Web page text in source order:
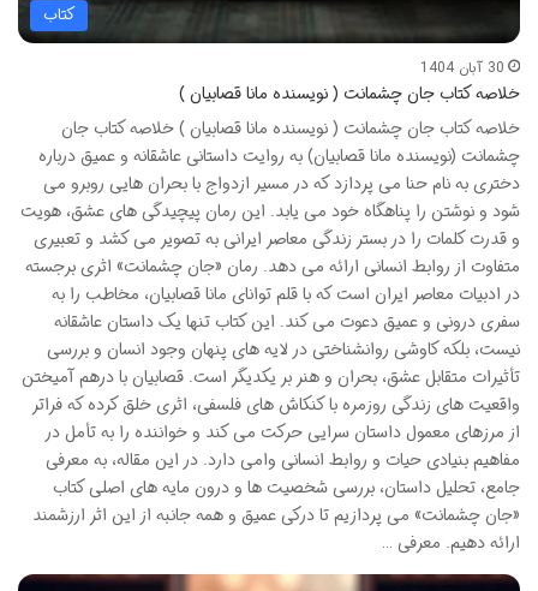
کتاب
30 آبان 1404
خلاصه کتاب جان چشمانت ( نویسنده مانا قصابیان )
خلاصه کتاب جان چشمانت ( نویسنده مانا قصابیان ) خلاصه کتاب جان
چشمانت (نویسنده مانا قصابیان) به روایت داستانی عاشقانه و عمیق درباره
دختری به نام حنا می پردازد که در مسیر ازدواج با بحران هایی روبرو می
شود و نوشتن را پناهگاه خود می یابد. این رمان پیچیدگی های عشق، هویت
و قدرت کلمات را در بستر زندگی معاصر ایرانی به تصویر می کشد و تعبیری
متفاوت از روابط انسانی ارائه می دهد. رمان «جان چشمانت» اثری برجسته
در ادبیات معاصر ایران است که با قلم توانای مانا قصابیان، مخاطب را به
سفری درونی و عمیق دعوت می کند. این کتاب تنها یک داستان عاشقانه
نیست، بلکه کاوشی روانشناختی در لایه های پنهان وجود انسان و بررسی
تأثیرات متقابل عشق، بحران و هنر بر یکدیگر است. قصابیان با درهم آمیختن
واقعیت های زندگی روزمره با کنکاش های فلسفی، اثری خلق کرده که فراتر
از مرزهای معمول داستان سرایی حرکت می کند و خواننده را به تأمل در
مفاهیم بنیادی حیات و روابط انسانی وامی دارد. در این مقاله، به معرفی
جامع، تحلیل داستان، بررسی شخصیت ها و درون مایه های اصلی کتاب
«جان چشمانت» می پردازیم تا درکی عمیق و همه جانبه از این اثر ارزشمند
ارائه دهیم. معرفی …